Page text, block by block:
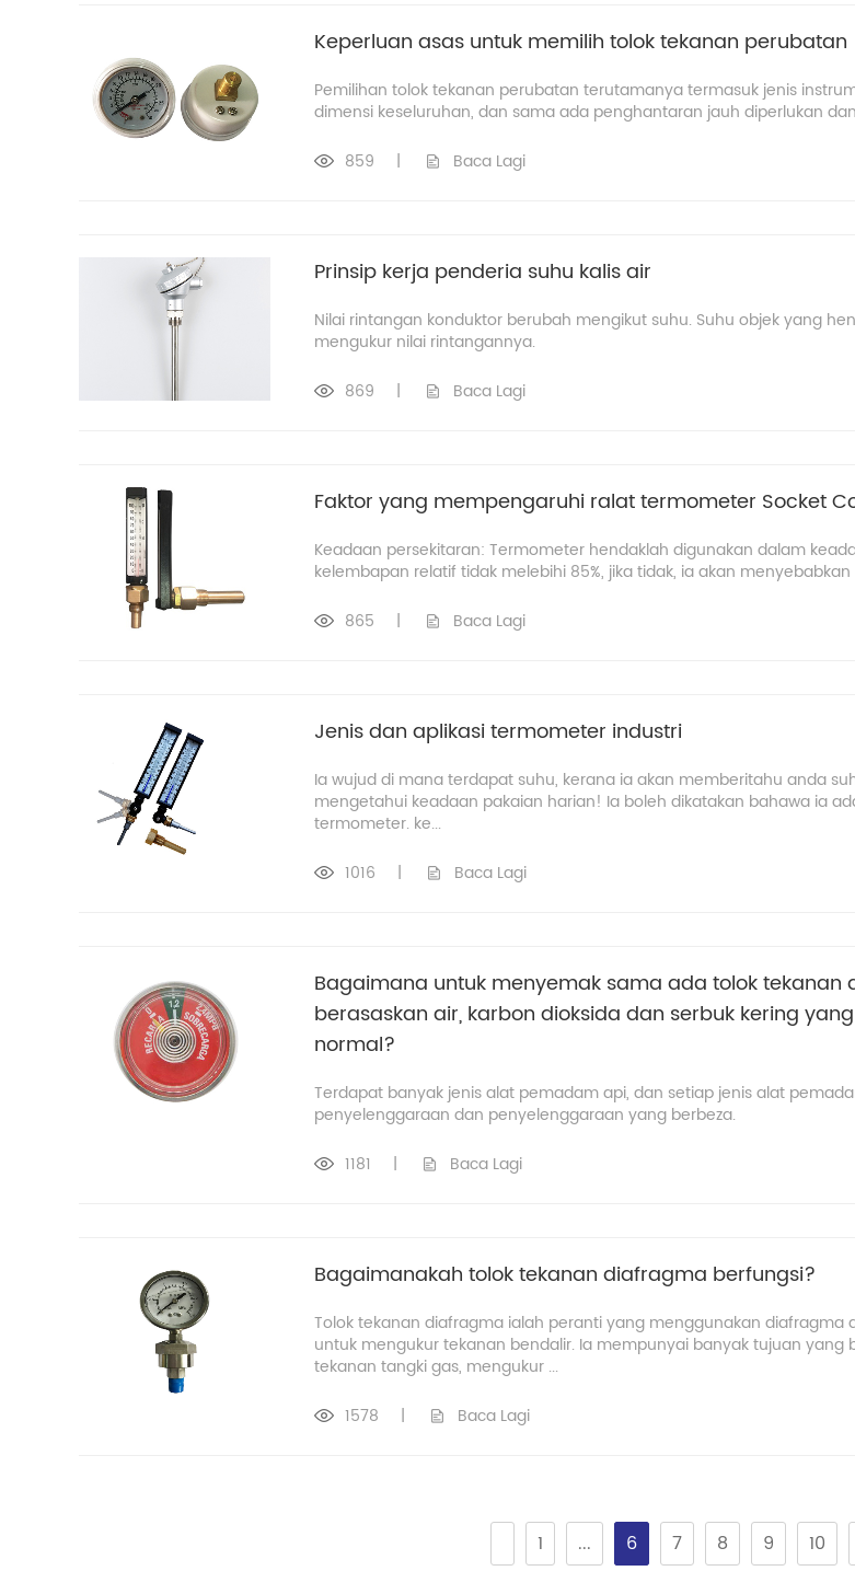
Keperluan asas untuk memilih tolok tekanan perubatan
Pemilihan tolok tekanan perubatan terutamanya termasuk jenis
dimensi keseluruhan, dan sama ada penghantaran jauh diperlukan
859 | Baca Lagi
Prinsip kerja penderia suhu kalis air
Nilai rintangan konduktor berubah mengikut suhu. Suhu objek yang
mengukur nilai rintangannya.
869 | Baca Lagi
Faktor yang mempengaruhi ralat termometer Socket
Keadaan persekitaran: Termometer hendaklah digunakan dalam
kelembapan relatif tidak melebihi 85%, jika tidak, ia akan
865 | Baca Lagi
Jenis dan aplikasi termometer industri
Ia wujud di mana terdapat suhu, kerana ia akan memberitahu anda
mengetahui keadaan pakaian harian! Ia boleh dikatakan bahawa ia
termometer. ke...
1016 | Baca Lagi
Bagaimana untuk menyemak sama ada tolok
berasaskan air, karbon dioksida dan serbuk kering
normal?
Terdapat banyak jenis alat pemadam api, dan setiap jenis alat
penyelenggaraan dan penyelenggaraan yang berbeza.
1181 | Baca Lagi
Bagaimanakah tolok tekanan diafragma berfungsi?
​Tolok tekanan diafragma ialah peranti yang menggunakan diafragma
untuk mengukur tekanan bendalir. Ia mempunyai banyak tujuan yang
tekanan tangki gas, mengukur ...
1578 | Baca Lagi
1 ... 6 7 8 9 10